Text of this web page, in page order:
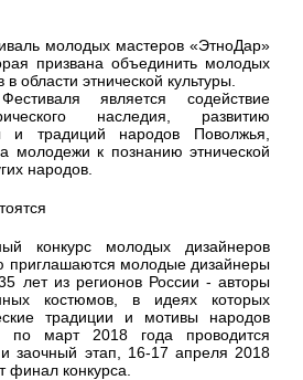
молодых мастеров «ЭтноДар»
призвана объединить молодых
области этнической культуры.
является содействие
наследия, развитию
и традиций народов Поволжья,
молодежи к познанию этнической
народов.
конкурс молодых дизайнеров
приглашаются молодые дизайнеры
лет из регионов России - авторы
костюмов, в идеях которых
традиции и мотивы народов
март 2018 года проводится
заочный этап, 16-17 апреля 2018
финал конкурса.